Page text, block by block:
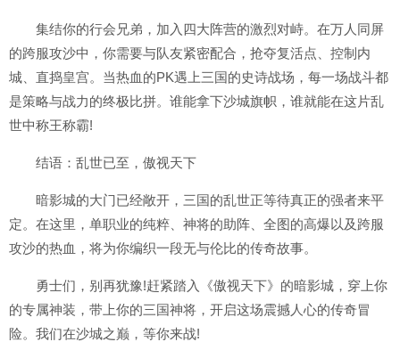
集结你的行会兄弟，加入四大阵营的激烈对峙。在万人同屏
的跨服攻沙中，你需要与队友紧密配合，抢夺复活点、控制内
城、直捣皇宫。当热血的PK遇上三国的史诗战场，每一场战斗都
是策略与战力的终极比拼。谁能拿下沙城旗帜，谁就能在这片乱
世中称王称霸!
结语：乱世已至，傲视天下
暗影城的大门已经敞开，三国的乱世正等待真正的强者来平
定。在这里，单职业的纯粹、神将的助阵、全图的高爆以及跨服
攻沙的热血，将为你编织一段无与伦比的传奇故事。
勇士们，别再犹豫!赶紧踏入《傲视天下》的暗影城，穿上你
的专属神装，带上你的三国神将，开启这场震撼人心的传奇冒
险。我们在沙城之巅，等你来战!